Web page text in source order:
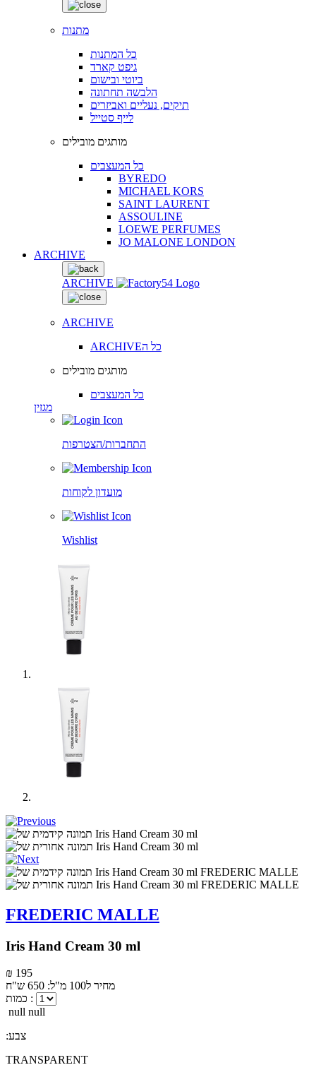
מתנות
כל המתנות
גיפט קארד
ביוטי ובישום
הלבשה תחתונה
תיקים, נעליים ואביזרים
לייף סטייל
מותגים מובילים
כל המעצבים
BYREDO
MICHAEL KORS
SAINT LAURENT
ASSOULINE
LOEWE PERFUMES
JO MALONE LONDON
ARCHIVE
ARCHIVE
ARCHIVE
ARCHIVEכל ה
מותגים מובילים
כל המעצבים
מגזין
התחברות/הצטרפות
מועדון לקוחות
Wishlist
FREDERIC MALLE
Iris Hand Cream 30 ml
₪ 195
מחיר ל100 מ"ל: 650 ש"ח
כמות :
null null
:צבע
TRANSPARENT